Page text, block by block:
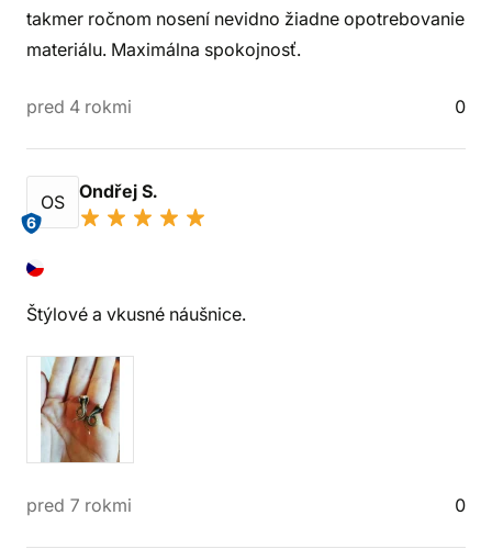
takmer ročnom nosení nevidno žiadne opotrebovanie
materiálu. Maximálna spokojnosť.
pred 4 rokmi 0
OS
6
Ondřej S.
Štýlové a vkusné náušnice.
pred 7 rokmi 0